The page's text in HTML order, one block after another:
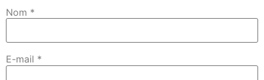
Nom *
E-mail *